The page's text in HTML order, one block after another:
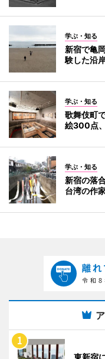
学ぶ・知る
新宿で亀
験した沿
学ぶ・知る
歌舞伎町
絵300点
学ぶ・知る
新宿の落
台湾の作
東新宿